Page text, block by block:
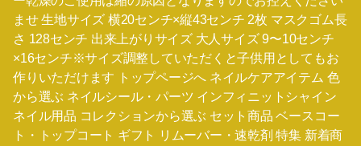
ませ 生地サイズ 横20センチ×縦43センチ 2枚 マスクゴム長
さ 128センチ 出来上がりサイズ 大人サイズ 9〜10センチ
×16センチ※サイズ調整していただくと子供用としてもお
作りいただけます トップページへ ネイルケアアイテム 色
から選ぶ ネイルシール・パーツ インフィニットシャイン
ネイル用品 コレクションから選ぶ セット商品 ベースコー
ト・トップコート ギフト リムーバー・速乾剤 特集 新着商